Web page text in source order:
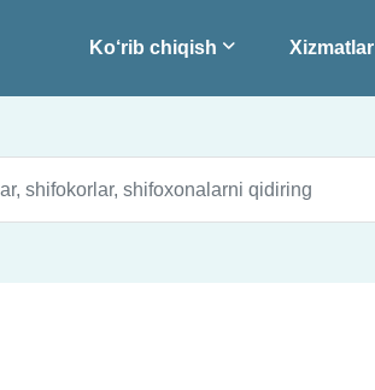
Ko‘rib chiqish Xizmatlar